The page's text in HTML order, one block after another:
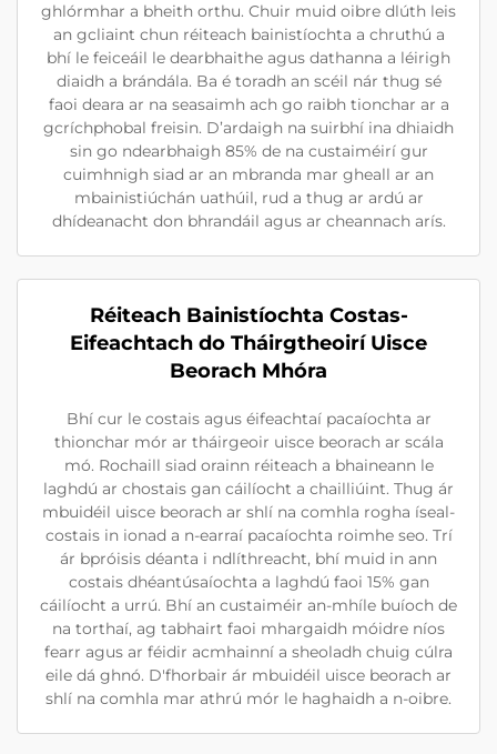
ghlórmhar a bheith orthu. Chuir muid oibre dlúth leis
an gcliaint chun réiteach bainistíochta a chruthú a
bhí le feiceáil le dearbhaithe agus dathanna a léirigh
diaidh a brándála. Ba é toradh an scéil nár thug sé
faoi deara ar na seasaimh ach go raibh tionchar ar a
gcríchphobal freisin. D’ardaigh na suirbhí ina dhiaidh
sin go ndearbhaigh 85% de na custaiméirí gur
cuimhnigh siad ar an mbranda mar gheall ar an
mbainistiúchán uathúil, rud a thug ar ardú ar
dhídeanacht don bhrandáil agus ar cheannach arís.
Réiteach Bainistíochta Costas-
Eifeachtach do Tháirgtheoirí Uisce
Beorach Mhóra
Bhí cur le costais agus éifeachtaí pacaíochta ar
thionchar mór ar tháirgeoir uisce beorach ar scála
mó. Rochaill siad orainn réiteach a bhaineann le
laghdú ar chostais gan cáilíocht a chailliúint. Thug ár
mbuidéil uisce beorach ar shlí na comhla rogha íseal-
costais in ionad a n-earraí pacaíochta roimhe seo. Trí
ár bpróisis déanta i ndlíthreacht, bhí muid in ann
costais dhéantúsaíochta a laghdú faoi 15% gan
cáilíocht a urrú. Bhí an custaiméir an-mhíle buíoch de
na torthaí, ag tabhairt faoi mhargaidh móidre níos
fearr agus ar féidir acmhainní a sheoladh chuig cúlra
eile dá ghnó. D'fhorbair ár mbuidéil uisce beorach ar
shlí na comhla mar athrú mór le haghaidh a n-oibre.